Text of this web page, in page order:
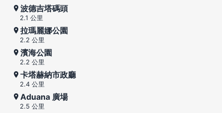
波德吉塔碼頭
2.1 公里
拉瑪麗娜公園
2.2 公里
濱海公園
2.2 公里
卡塔赫納市政廳
2.4 公里
Aduana 廣場
2.5 公里